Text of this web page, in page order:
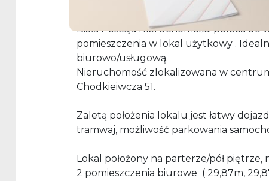
Biała Posesja Nieruchomości poleca do
pomieszczenia w lokal użytkowy .
biurowo/usługową.
Nieruchomość zlokalizowana w
Chodkieiwcza 51.
Zaletą położenia lokalu jest łatwy
tramwaj, możliwość parkowania
Lokal położony na parterze/pół piętrze,
2 pomieszczenia biurowe ( 29,87m,